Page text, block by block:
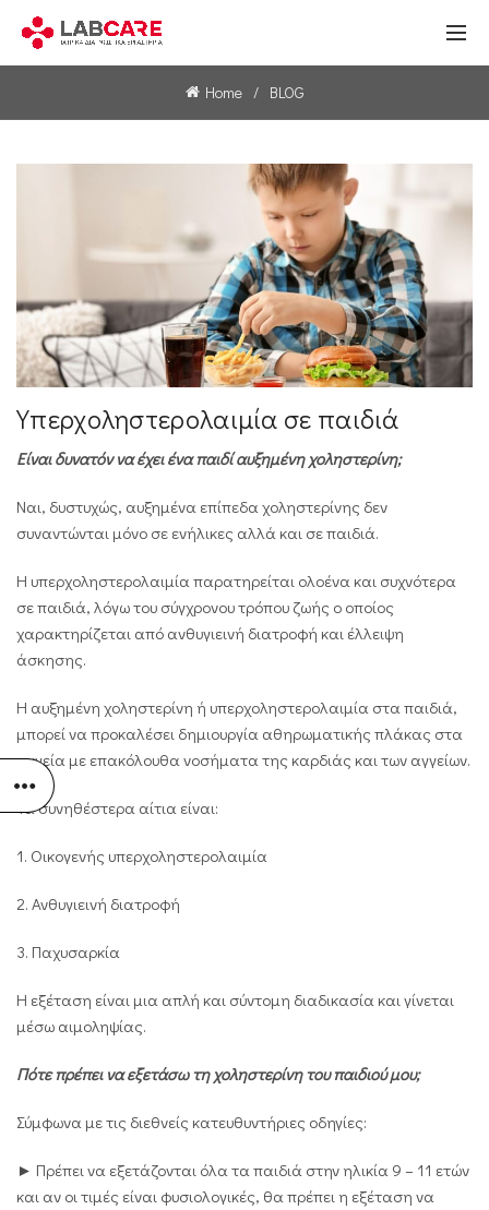
Home BLOG
Υπερχοληστερολαιμία σε παιδιά
Είναι δυνατόν να έχει ένα παιδί αυξημένη χοληστερίνη;
Ναι, δυστυχώς, αυξημένα επίπεδα χοληστερίνης δεν
συναντώνται μόνο σε ενήλικες αλλά και σε παιδιά.
Η υπερχοληστερολαιμία παρατηρείται ολοένα και συχνότερα
σε παιδιά, λόγω του σύγχρονου τρόπου ζωής ο οποίος
χαρακτηρίζεται από ανθυγιεινή διατροφή και έλλειψη
άσκησης.
Η αυξημένη χοληστερίνη ή υπερχοληστερολαιμία στα παιδιά,
μπορεί να προκαλέσει δημιουργία αθηρωματικής πλάκας στα
αγγεία με επακόλουθα νοσήματα της καρδιάς και των αγγείων.
Τα συνηθέστερα αίτια είναι:
1. Οικογενής υπερχοληστερολαιμία
2. Ανθυγιεινή διατροφή
3. Παχυσαρκία
Η εξέταση είναι μια απλή και σύντομη διαδικασία και γίνεται
μέσω αιμοληψίας.
Πότε πρέπει να εξετάσω τη χοληστερίνη του παιδιού μου;
Σύμφωνα με τις διεθνείς κατευθυντήριες οδηγίες:
► Πρέπει να εξετάζονται όλα τα παιδιά στην ηλικία 9 – 11 ετών
και αν οι τιμές είναι φυσιολογικές, θα πρέπει η εξέταση να